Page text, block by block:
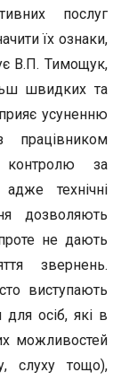
послуг
їх ознаки,
В.П. Тимощук,
швидких та
усуненню
працівником
контролю за
технічні
дозволяють
не дають
звернень.
виступають
осіб, які в
можливостей
слуху тощо),